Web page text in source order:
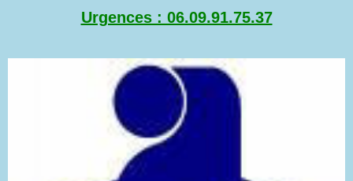
Urgences : 06.09.91.75.37